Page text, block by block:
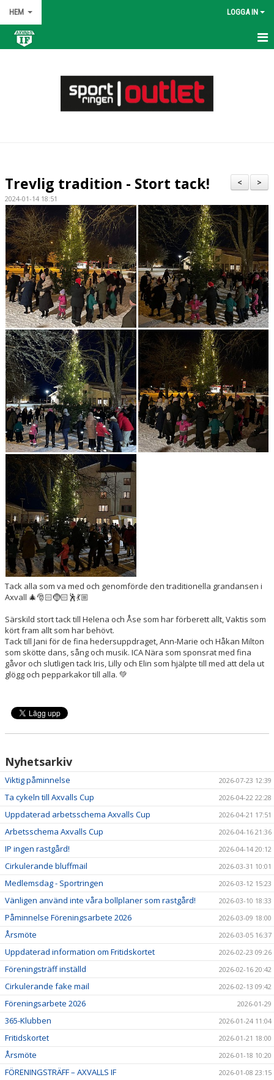
HEM LOGGA IN
BILDGALLERI
DOKUMENT
VÅRA LAG/TRÄNARE
MATCHER
SPONSORER
HEDERSUTNÄMNINGAR
>
<
Trevlig tradition - Stort tack!
2024-01-14 18:51
Tack alla som va med och genomförde den traditionella grandansen i
Axvall 🎄🎅🏻🤶🏻🕺💃🏼
Särskild stort tack till Helena och Åse som har förberett allt, Vaktis som
kört fram allt som har behövt.
Tack till Jani för de fina hedersuppdraget, Ann-Marie och Håkan Milton
som skötte dans, sång och musik. ICA Nära som sponsrat med fina
gåvor och slutligen tack Iris, Lilly och Elin som hjälpte till med att dela ut
glögg och pepparkakor till alla. 💚
Nyhetsarkiv
Viktig påminnelse 2026-07-23 12:39
Ta cykeln till Axvalls Cup 2026-04-22 22:28
Uppdaterad arbetsschema Axvalls Cup 2026-04-21 17:51
Arbetsschema Axvalls Cup 2026-04-16 21:36
IP ingen rastgård! 2026-04-14 20:12
Cirkulerande bluffmail 2026-03-31 10:01
Medlemsdag - Sportringen 2026-03-12 15:23
Vänligen använd inte våra bollplaner som rastgård! 2026-03-10 18:33
Påminnelse Föreningsarbete 2026 2026-03-09 18:00
Årsmöte 2026-03-05 16:37
Uppdaterad information om Fritidskortet 2026-02-23 09:26
Föreningsträff inställd 2026-02-16 20:42
Cirkulerande fake mail 2026-02-13 09:42
Föreningsarbete 2026 2026-01-29
365-Klubben 2026-01-24 11:04
Fritidskortet 2026-01-21 18:00
Årsmöte 2026-01-18 10:20
FÖRENINGSTRÄFF – AXVALLS IF 2026-01-08 23:15